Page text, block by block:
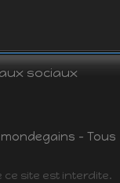
sociaux
- Tous
site est interdite.